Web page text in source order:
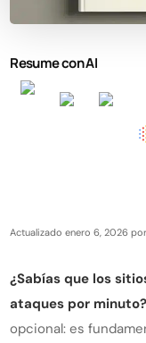
Resume con AI
Actualizado enero 6, 2026
¿Sabías que los
ataques por minuto?
opcional: es